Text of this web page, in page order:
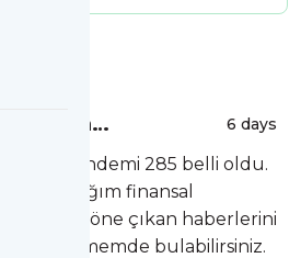
haftanın
6 days
gündemi 285 belli oldu.
hazırladığım finansal
haftanın öne çıkan haberlerini
derlememde bulabilirsiniz.